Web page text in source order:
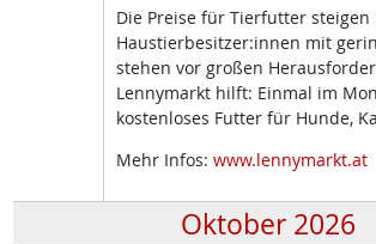
Die Preise für Tierfutter steigen
Haustierbesitzer:innen mit
stehen vor großen
Lennymarkt hilft: Einmal im
kostenloses Futter für Hunde,
Mehr Infos: www.lennymarkt.at
Oktober 2026